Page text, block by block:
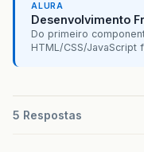
ALURA
Desenvolvimento
Do primeiro
HTML/CSS/JavaScript
5 Respostas